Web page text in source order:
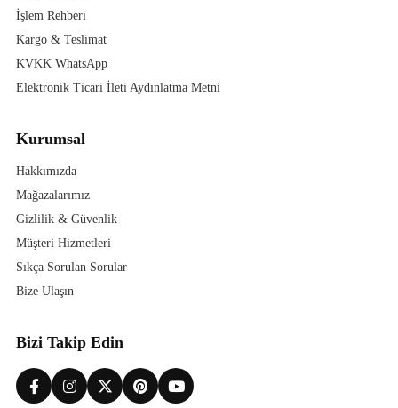
İşlem Rehberi
Kargo & Teslimat
KVKK WhatsApp
Elektronik Ticari İleti Aydınlatma Metni
Kurumsal
Hakkımızda
Mağazalarımız
Gizlilik & Güvenlik
Müşteri Hizmetleri
Sıkça Sorulan Sorular
Bize Ulaşın
Bizi Takip Edin